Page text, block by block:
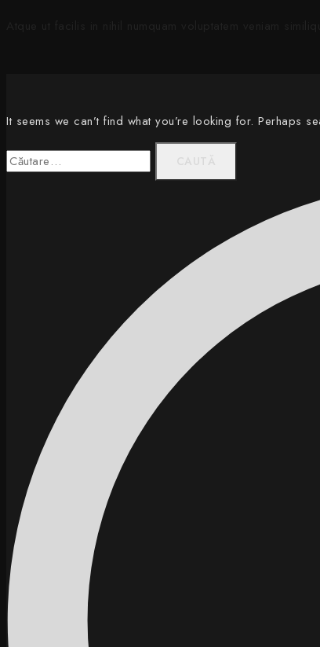
It seems we can’t find what you’re looking for. Perhaps
Caută
după: